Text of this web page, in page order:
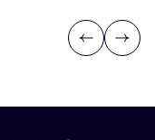
Previous
Next